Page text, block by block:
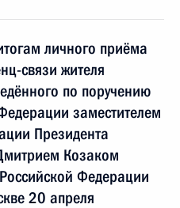
личного приёма
связи жителя
по поручению
заместителем
Президента
Козаком
Федерации
20 апреля